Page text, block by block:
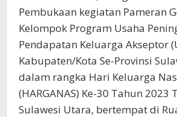
Pembukaan kegiatan Pameran
Kelompok Program Usaha
Pendapatan Keluarga Akseptor
Kabupaten/Kota Se-Provinsi
dalam rangka Hari Keluarga
(HARGANAS) Ke-30 Tahun 2023
Sulawesi Utara, bertempat di